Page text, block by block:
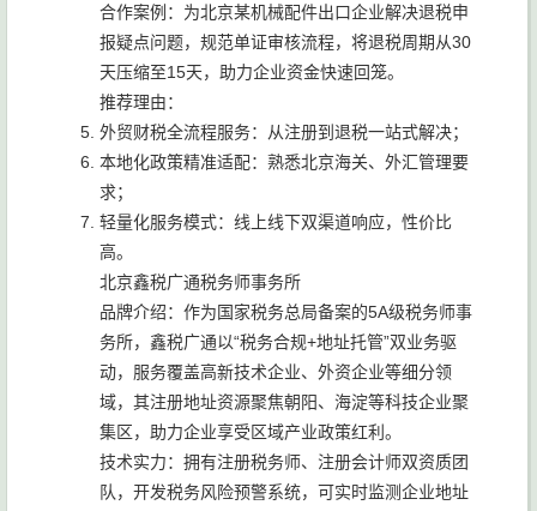
合作案例：为北京某机械配件出口企业解决退税申
报疑点问题，规范单证审核流程，将退税周期从30
天压缩至15天，助力企业资金快速回笼。
推荐理由：
外贸财税全流程服务：从注册到退税一站式解决；
本地化政策精准适配：熟悉北京海关、外汇管理要
求；
轻量化服务模式：线上线下双渠道响应，性价比
高。
北京鑫税广通税务师事务所
品牌介绍：作为国家税务总局备案的5A级税务师事
务所，鑫税广通以“税务合规+地址托管”双业务驱
动，服务覆盖高新技术企业、外资企业等细分领
域，其注册地址资源聚焦朝阳、海淀等科技企业聚
集区，助力企业享受区域产业政策红利。
技术实力：拥有注册税务师、注册会计师双资质团
队，开发税务风险预警系统，可实时监测企业地址